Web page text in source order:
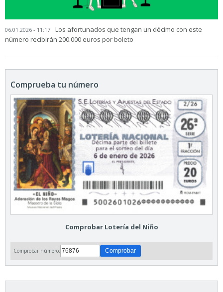
06.01.2026 - 11:17
Los afortunados que tengan un décimo con este
número recibirán 200.000 euros por boleto
Comprueba tu número
Comprobar Lotería del Niño
Comprobar número: